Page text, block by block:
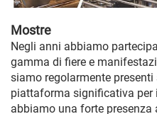
Mostre
Negli anni abbiamo
gamma di fiere e
siamo regolarmente
piattaforma significativa per
abbiamo una forte presenza